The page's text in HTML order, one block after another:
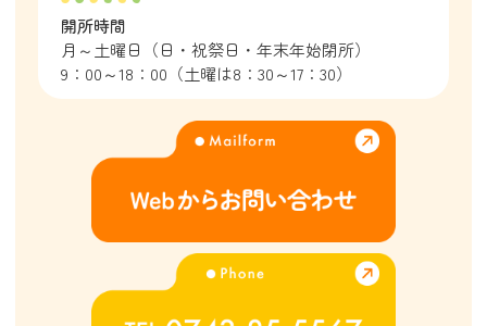
開所時間
月～土曜日（日・祝祭日・年末年始閉所）
9：00～18：00（土曜は8：30～17：30）